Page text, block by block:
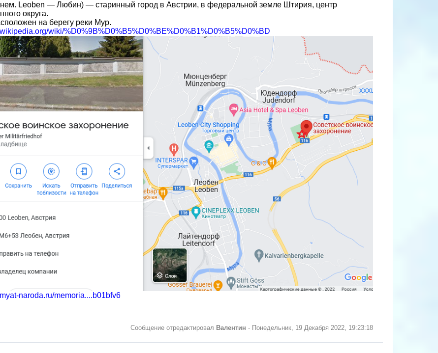
Leoben — Любин) — старинный город в Австрии, в федеральной земле Штирия, центр
округа.
на берегу реки Мур.
wiki/%D0%9B%D0%B5%D0%BE%D0%B1%D0%B5%D0%BD
naroda.ru/memoria....b01bfv6
Сообщение отредактировал Валентин - Понедельник, 19 Декабря 2022, 19:23:18